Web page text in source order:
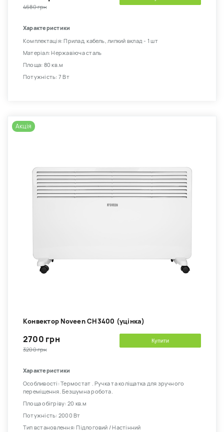
4680 грн
Характеристики
Комплектація: Прилад, кабель, липкий вклад - 1 шт
Матеріал: Нержавіюча сталь
Площа: 80 кв.м
Потужність: 7 Вт
Акція
Kонвектор Noveen CH3400 (уцінка)
2700 грн
3200 грн
Купити
Характеристики
Особливості: Термостат . Ручка та коліщатка для зручного
переміщення. Безшумна робота.
Площа обігріву: 20 кв.м
Потужність: 2000 Вт
Тип встановлення: Підлоговий / Настінний